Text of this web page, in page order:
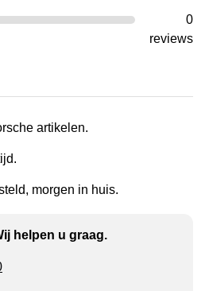
0
reviews
artikelen.
morgen in huis.
helpen u graag.